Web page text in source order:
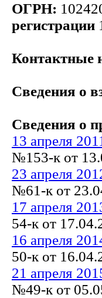
ОГРН:
регистрации
Контактные
Сведения о
Сведения о
13 апреля
№153-к от
23 апреля
№61-к от
17 апреля
54-к от
16 апреля
50-к от
21 апреля
№49-к от